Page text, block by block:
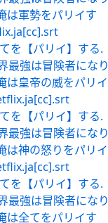
は軍勢をパリイす
を【パリイ】する.
最強は冒険者になり
は皇帝の威をパリイ
を【パリイ】する.
最強は冒険者になり
は神の怒りをパリイ
を【パリイ】する.
最強は冒険者になり
は全てをパリイす